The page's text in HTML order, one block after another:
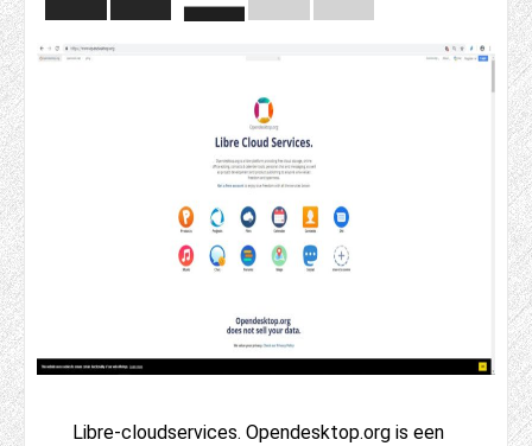
Libre-cloudservices. Opendesktop.org is een